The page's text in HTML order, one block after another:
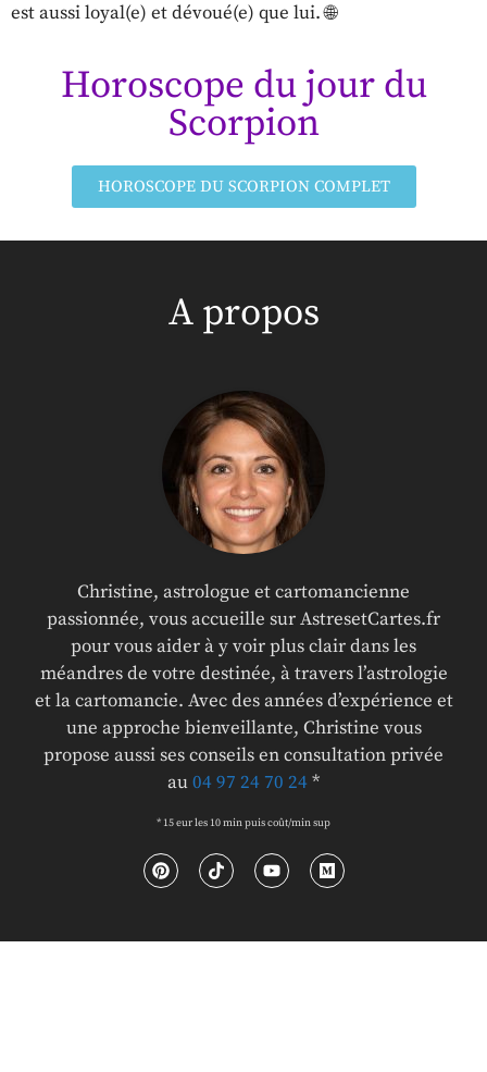
est aussi loyal(e) et dévoué(e) que lui. 🌐
Horoscope du jour du
Scorpion
HOROSCOPE DU SCORPION COMPLET
A propos
Christine, astrologue et cartomancienne
passionnée, vous accueille sur AstresetCartes.fr
pour vous aider à y voir plus clair dans les
méandres de votre destinée, à travers l’astrologie
et la cartomancie. Avec des années d’expérience et
une approche bienveillante, Christine vous
propose aussi ses conseils en consultation privée
au04 97 24 70 24*
* 15 eur les 10 min puis coût/min sup